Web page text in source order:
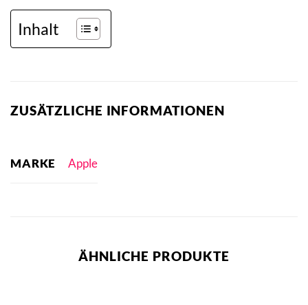
Inhalt
ZUSÄTZLICHE INFORMATIONEN
MARKE Apple
ÄHNLICHE PRODUKTE